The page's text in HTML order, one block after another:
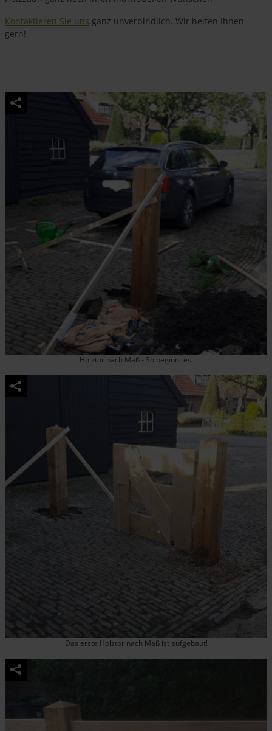
Kontaktieren Sie uns ganz unverbindlich. Wir helfen Ihnen
gern!
Holztor nach Maß - So beginnt es!
Das erste Holztor nach Maß ist aufgebaut!